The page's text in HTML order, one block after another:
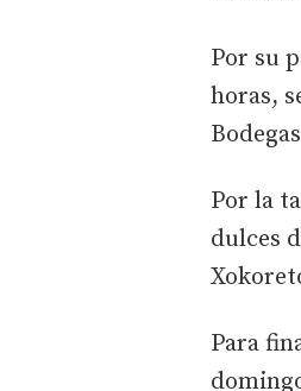
Por su
horas,
Por la
dulces
Para